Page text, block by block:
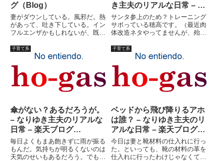
グ（Blog）
妻がダウンしている。風邪だ。熱
があって、吐き下している。イン
フルエンザかもしれないが、既に
日から寝ているのだ。幸い、子供
達は元気だ。私は既に走りこみ４
０分と腹筋をしてある。異常に元
気だ。しかし、今日の喘息プー
ル...
き主夫のリアルな日常 – 楽
天ブログ（Blog）
サンタ参上のため？トレーニング
サボっている穂高です。（最近肉
体改造ネタやってませんが、殆ど
のため）さて、昨日に引き続きサ
ンタネタパート２。長女のプレゼ
ントは妻に任せた。長女は、「ダ
レン・シャン」がいいといって
い...
子育て系
傘がない？あるだろうが。
– なりゆき主夫のリアルな
日常 – 楽天ブログ
（Blog）
毎日よくもまあ飽きずに雨が振る
もんだ。気持ちが明るくないのは
天気のせいもあるだろう。でも、
子育て系
ベッドから飛び降りるアホ
は誰？ – なりゆき主夫のリ
アルな日常 – 楽天ブログ
（Blog）
今日は妻と靴材料の仕入れに行っ
た。といっても、靴の材料の革を
仕入れに行ったわけじゃなくて、